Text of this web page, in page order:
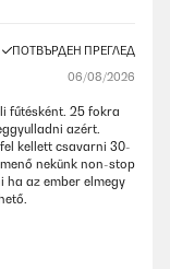
ПОТВЪРДЕН ПРЕГЛЕД
06/08/2026
fűtésként. 25 fokra
azért.
kellett csavarni 30-
nekünk non-stop
ha az ember elmegy